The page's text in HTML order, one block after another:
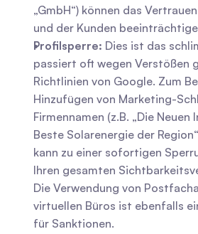
„GmbH“) können das
und der Kunden
Profilsperre: Dies ist das
passiert oft wegen Verstößen
Richtlinien von Google. Zum
Hinzufügen von Marketing-
Firmennamen (z.B. „Die
Beste Solarenergie der
kann zu einer sofortigen
Ihren gesamten
Die Verwendung von
virtuellen Büros ist ebenfalls
für Sanktionen.